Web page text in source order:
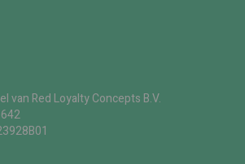
van Red Loyalty Concepts B.V.